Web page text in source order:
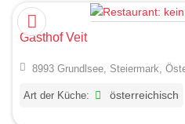
Gasthof Veit
8993 Grundlsee, Steiermark,
Art der Küche: österreichisch